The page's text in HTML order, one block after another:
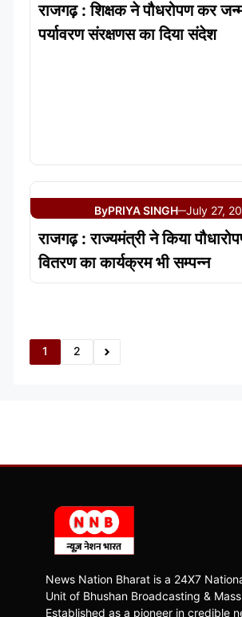
राजगढ़ : शिक्षक ने पौधरोपण कर
पर्यावरण संरक्षणस का दिया संदेश
ByPRIYA SINGH—July 27,
राजगढ़ : राज्यमंत्री ने किया
वितरण का कार्यक्रम भी सम्पन्न
1 2
News Nation Bharat is a 24X7
Unit of Bhushan Broadcasting &
Established as a pioneer in credible